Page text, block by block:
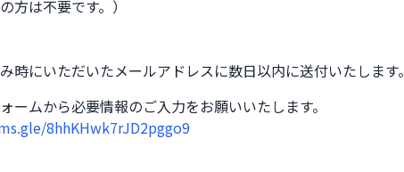
不要です。）
にいただいたメールアドレスに数日以内に送付いたします。
ームから必要情報のご入力をお願いいたします。
8hhKHwk7rJD2pggo9